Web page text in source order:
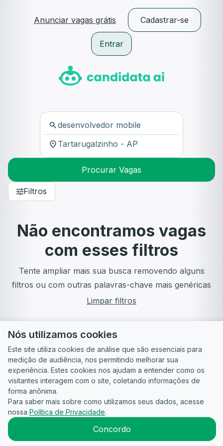
Anunciar vagas grátis Cadastrar-se
Entrar
Procurar Vagas
Filtros
Não encontramos vagas
com esses filtros
Tente ampliar mais sua busca removendo alguns
filtros ou com outras palavras-chave mais genéricas
Limpar filtros
Guia do
Candidato
Para
empresas
Política de
Privacidade
Termos
2026CandidataAI
Nós utilizamos cookies
Este site utiliza cookies de análise que são essenciais para
medição de audiência, nos permitindo melhorar sua
experiência. Estes cookies nos ajudam a entender como os
visitantes interagem com o site, coletando informações de
forma anônima.
Para saber mais sobre como utilizamos seus dados, acesse
nossa Política de Privacidade.
Concordo